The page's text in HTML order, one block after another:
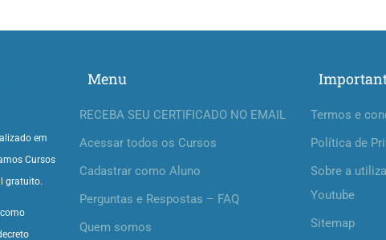
em
Cursos
gratuito.
Menu
RECEBA SEU CERTIFICADO NO EMAIL
Acessar todos os Cursos
Cadastrar como Aluno
Perguntas e Respostas – FAQ
Quem somos
Termos e
Política de
Sobre a
Youtube
Sitemap